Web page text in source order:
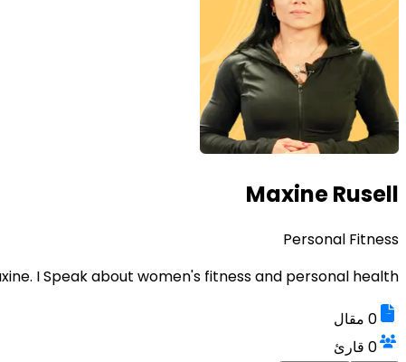
Maxine Rusell
Personal Fitness
I Speak about women's fitness and personal health
0 مقال
0 قارئ